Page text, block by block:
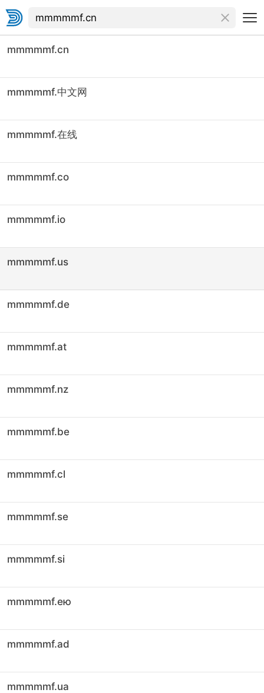
mmmmmf.cn
mmmmmf.中文网
mmmmmf.在线
mmmmmf.co
mmmmmf.io
mmmmmf.us
mmmmmf.de
mmmmmf.at
mmmmmf.nz
mmmmmf.be
mmmmmf.cl
mmmmmf.se
mmmmmf.si
mmmmmf.ею
mmmmmf.ad
mmmmmf.ua